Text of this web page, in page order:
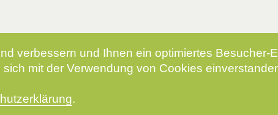
verbessern und Ihnen ein optimiertes Besucher-
mit der Verwendung von Cookies
.